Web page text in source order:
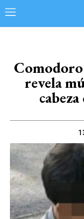
revela